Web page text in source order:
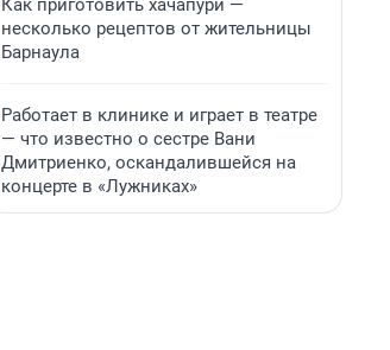
Как приготовить хачапури —
несколько рецептов от жительницы
Барнаула
Работает в клинике и играет в театре
— что известно о сестре Вани
Дмитриенко, оскандалившейся на
концерте в «Лужниках»